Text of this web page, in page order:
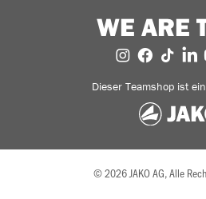
WE ARE
Dieser Teamshop ist
© 2026 JAKO AG, Alle